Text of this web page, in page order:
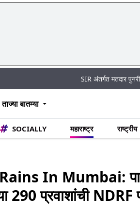
SIR अंतर्गत मतदार पुनरीक्षण अर्ज
ताज्या बातम्या
SOCIALLY महाराष्ट्र राष्ट्रीय
In Mumbai:
290 प्रवाशांची